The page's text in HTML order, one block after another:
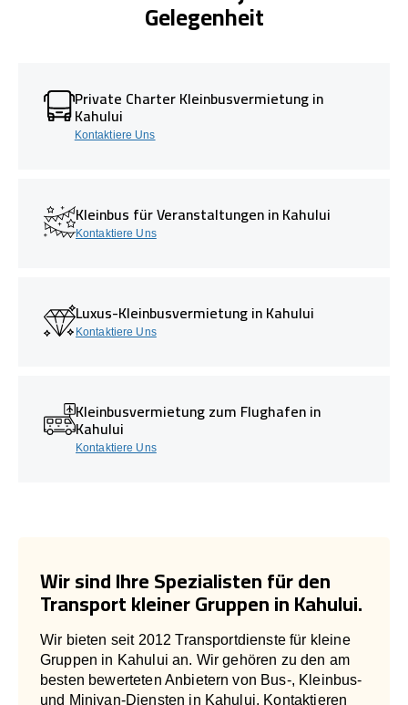
Gelegenheit
Private Charter Kleinbusvermietung in
Kahului
Kontaktiere Uns
Kleinbus für Veranstaltungen in Kahului
Kontaktiere Uns
Luxus-Kleinbusvermietung in Kahului
Kontaktiere Uns
Kleinbusvermietung zum Flughafen in
Kahului
Kontaktiere Uns
Wir sind Ihre Spezialisten für den
Transport kleiner Gruppen in Kahului.
Wir bieten seit 2012 Transportdienste für kleine
Gruppen in Kahului an. Wir gehören zu den am
besten bewerteten Anbietern von Bus-, Kleinbus-
und Minivan-Diensten in Kahului. Kontaktieren